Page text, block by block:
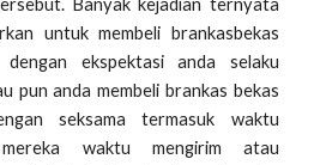
Banyak kejadian ternyata
untuk membeli brankasbekas
ekspektasi anda selaku
pun anda membeli brankas bekas
seksama termasuk waktu
waktu mengirim atau